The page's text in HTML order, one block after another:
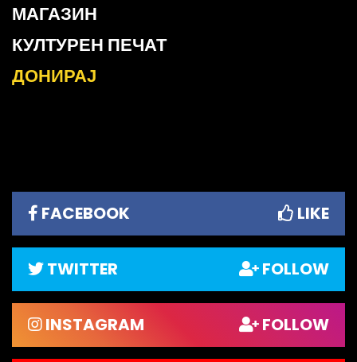
МАГАЗИН
КУЛТУРЕН ПЕЧАТ
ДОНИРАЈ
FACEBOOK LIKE
TWITTER FOLLOW
INSTAGRAM FOLLOW